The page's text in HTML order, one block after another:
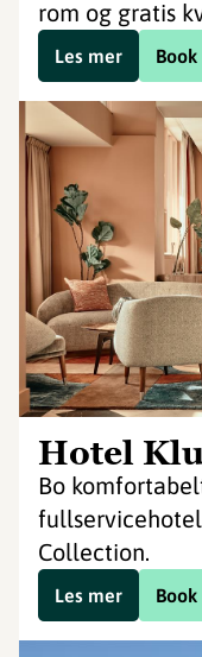
rom og gratis
Book
Les mer
Hotel
Bo
Collection.
Book
Les mer